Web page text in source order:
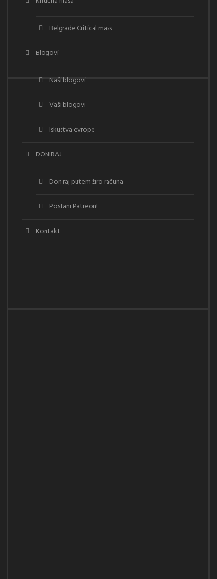
Belgrade Critical mass
Blogovi
Naši blogovi
Vaši blogovi
Iskustva evrope
DONIRAJ!
Doniraj putem žiro računa
Postani Patreon!
Kontakt